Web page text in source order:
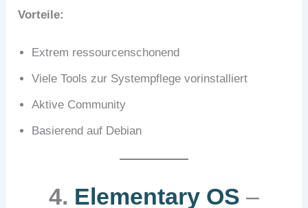
Vorteile:
Extrem ressourcenschonend
Viele Tools zur Systempflege vorinstalliert
Aktive Community
Basierend auf Debian
4. Elementary OS –